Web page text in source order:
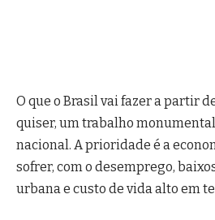
O que o Brasil vai fazer a partir
quiser, um trabalho
nacional. A prioridade é a
sofrer, com o desemprego,
urbana e custo de vida alto em